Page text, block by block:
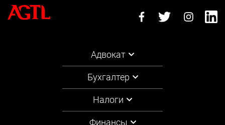
Адвокат
Бухгалтер
Налоги
Финансы